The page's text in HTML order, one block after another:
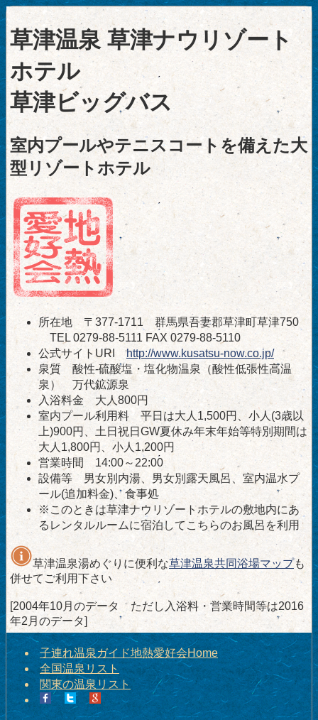
草津温泉 草津ナウリゾート
ホテル
草津ビッグバス
室内プールやテニスコートを備えた大
型リゾートホテル
所在地 〒377-1711 群馬県吾妻郡草津町草津750
TEL 0279-88-5111 FAX 0279-88-5110
公式サイトURIhttp://www.kusatsu-now.co.jp/
泉質 酸性-硫酸塩・塩化物温泉（酸性低張性高温
泉） 万代鉱源泉
入浴料金 大人800円
室内プール利用料 平日は大人1,500円、小人(3歳以
上)900円、土日祝日GW夏休み年末年始等特別期間は
大人1,800円、小人1,200円
営業時間 14:00～22:00
設備等 男女別内湯、男女別露天風呂、室内温水プ
ール(追加料金)、食事処
※このときは草津ナウリゾートホテルの敷地内にあ
るレンタルルームに宿泊してこちらのお風呂を利用
草津温泉湯めぐりに便利な草津温泉共同浴場マップも
併せてご利用下さい
[2004年10月のデータ ただし入浴料・営業時間等は2016
年2月のデータ]
子連れ温泉ガイド地熱愛好会Home
全国温泉リスト
関東の温泉リスト